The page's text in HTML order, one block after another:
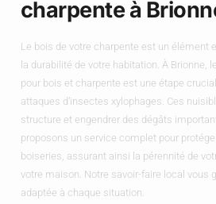
charpente à
Le bois de votre charpente est un élément
la durabilité de votre habitation. À Brionne,
pour bois et charpente est une étape
attaques d’insectes xylophages. Ces
structure et engendrer des dégâts
proposons un service complet pour
boiseries, assurant ainsi la pérennité de
votre maison. Notre savoir-faire local vous
adaptée à chaque situation.